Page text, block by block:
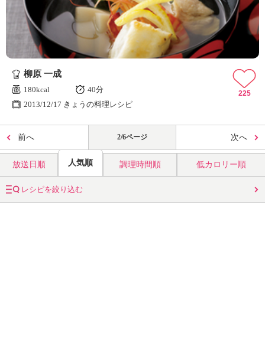
柳原 一成
180kcal
40分
2013/12/17 きょうの料理レシピ
225
前へ 2/6ページ 次へ
放送日順 人気順 調理時間順 低カロリー順
レシピを絞り込む